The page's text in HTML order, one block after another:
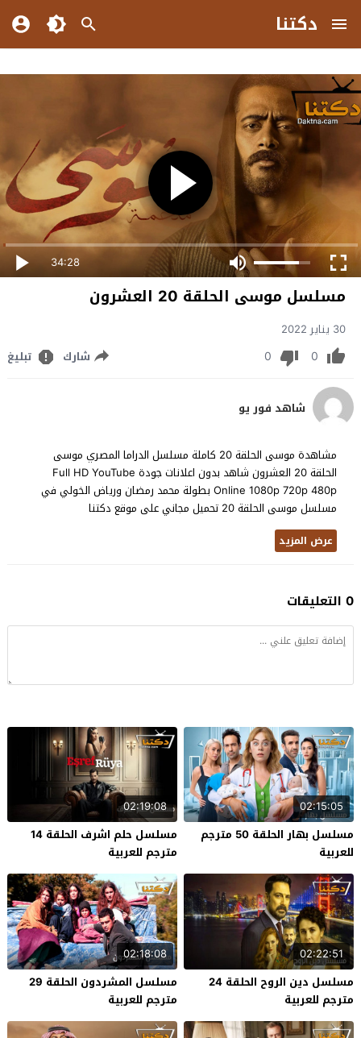
دكتنا
34:28
مسلسل موسى الحلقة 20 العشرون
30 يناير 2022
0
0 شارك تبليغ
شاهد فور يو
مشاهدة موسى الحلقة 20 كاملة مسلسل الدراما المصري موسى
الحلقة 20 العشرون شاهد بدون اعلانات جودة Full HD YouTube
Online 1080p 720p 480p بطولة محمد رمضان ورياض الخولي في
مسلسل موسى الحلقة 20 تحميل مجاني على موقع دكتنا
عرض المزيد
0 التعليقات
02:15:05
مسلسل بهار الحلقة 50 مترجم
للعربية
02:19:08
مسلسل حلم اشرف الحلقة 14
مترجم للعربية
02:22:51
مسلسل دين الروح الحلقة 24
مترجم للعربية
02:18:08
مسلسل المشردون الحلقة 29
مترجم للعربية